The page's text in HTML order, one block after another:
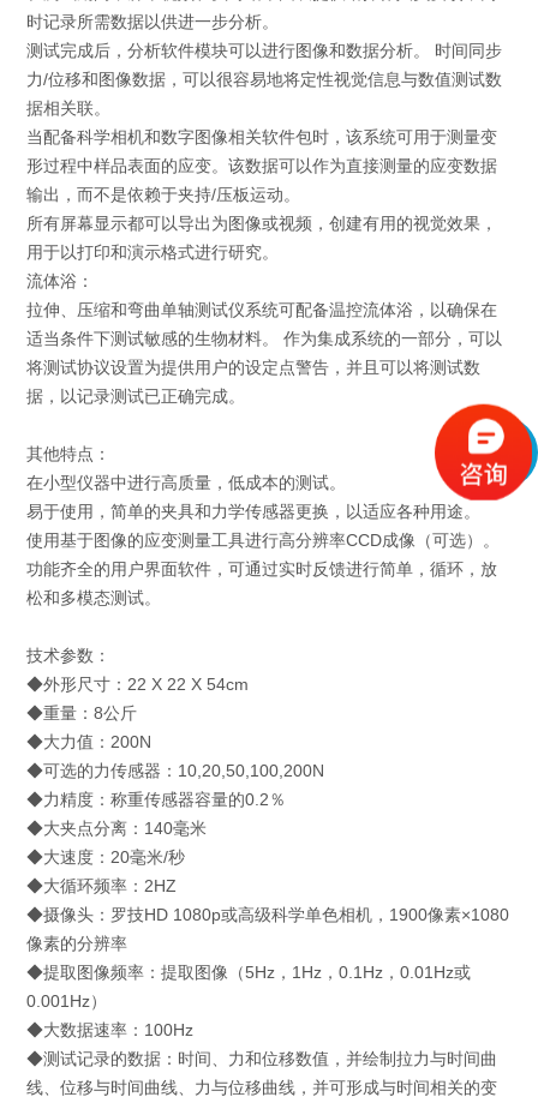
时记录所需数据以供进一步分析。
测试完成后，分析软件模块可以进行图像和数据分析。 时间同步
力/位移和图像数据，可以很容易地将定性视觉信息与数值测试数
据相关联。
当配备科学相机和数字图像相关软件包时，该系统可用于测量变
形过程中样品表面的应变。该数据可以作为直接测量的应变数据
输出，而不是依赖于夹持/压板运动。
所有屏幕显示都可以导出为图像或视频，创建有用的视觉效果，
用于以打印和演示格式进行研究。
流体浴：
拉伸、压缩和弯曲单轴测试仪系统可配备温控流体浴，以确保在
适当条件下测试敏感的生物材料。 作为集成系统的一部分，可以
将测试协议设置为提供用户的设定点警告，并且可以将测试数
据，以记录测试已正确完成。
其他特点：
在小型仪器中进行高质量，低成本的测试。
易于使用，简单的夹具和力学传感器更换，以适应各种用途。
使用基于图像的应变测量工具进行高分辨率CCD成像（可选）。
功能齐全的用户界面软件，可通过实时反馈进行简单，循环，放
松和多模态测试。
技术参数：
◆外形尺寸：22 X 22 X 54cm
◆重量：8公斤
◆大力值：200N
◆可选的力传感器：10,20,50,100,200N
◆力精度：称重传感器容量的0.2％
◆大夹点分离：140毫米
◆大速度：20毫米/秒
◆大循环频率：2HZ
◆摄像头：罗技HD 1080p或高级科学单色相机，1900像素×1080
像素的分辨率
◆提取图像频率：提取图像（5Hz，1Hz，0.1Hz，0.01Hz或
0.001Hz）
◆大数据速率：100Hz
◆测试记录的数据：时间、力和位移数值，并绘制拉力与时间曲
线、位移与时间曲线、力与位移曲线，并可形成与时间相关的变